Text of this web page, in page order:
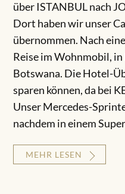
über ISTANBUL nach
Dort haben wir unser
übernommen. Nach
Reise im Wohnmobil,
Botswana. Die Hotel-
sparen können, da bei
Unser Mercedes-
nachdem in einem
MEHR LESEN